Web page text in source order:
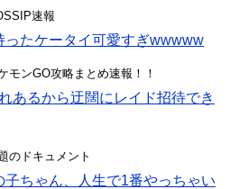
速報
ったケータイ可愛すぎwwwww
モンGO攻略まとめ速報！！
あるから迂闊にレイド招待でき
のドキュメント
子ちゃん、人生で1番やっちゃい